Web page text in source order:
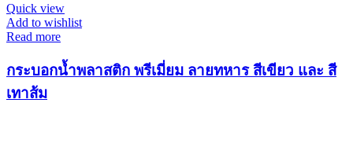
Quick view
Add to wishlist
Read more
กระบอกน้ำพลาสติก พรีเมี่ยม ลายทหาร สีเขียว และ สี
เทาส้ม